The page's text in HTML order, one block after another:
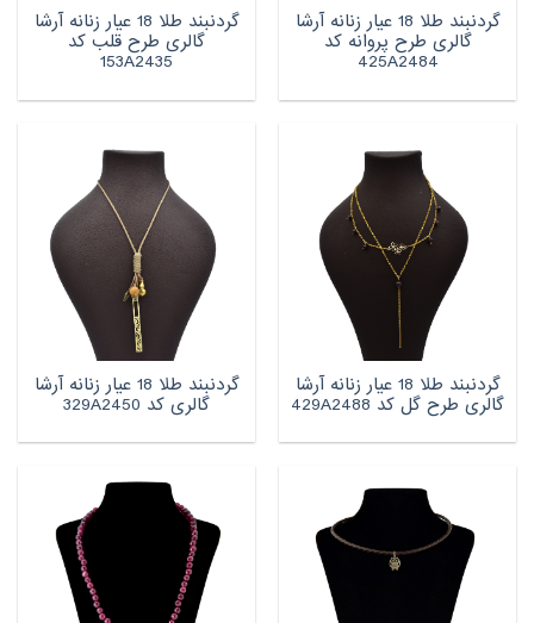
گردنبند طلا 18 عیار زنانه آرشا
گالری طرح پروانه کد
425A2484
گردنبند طلا 18 عیار زنانه آرشا
گالری طرح قلب کد
153A2435
گردنبند طلا 18 عیار زنانه آرشا
گالری طرح گل کد 429A2488
گردنبند طلا 18 عیار زنانه آرشا
گالری کد 329A2450